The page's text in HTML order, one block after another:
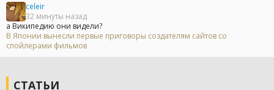
celeir
32 минуты назад
а Википедию они видели?
В Японии вынесли первые приговоры создателям сайтов со
спойлерами фильмов
СТАТЬИ